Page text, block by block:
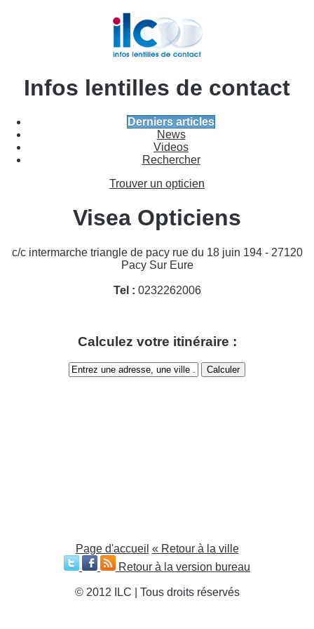
Infos lentilles de contact
Derniers articles
News
Videos
Rechercher
Trouver un opticien
Visea Opticiens
c/c intermarche triangle de pacy rue du 18 juin 194 - 27120
Pacy Sur Eure
Tel : 0232262006
Calculez votre itinéraire :
Page d'accueil « Retour à la ville
Retour à la version bureau
© 2012 ILC | Tous droits réservés